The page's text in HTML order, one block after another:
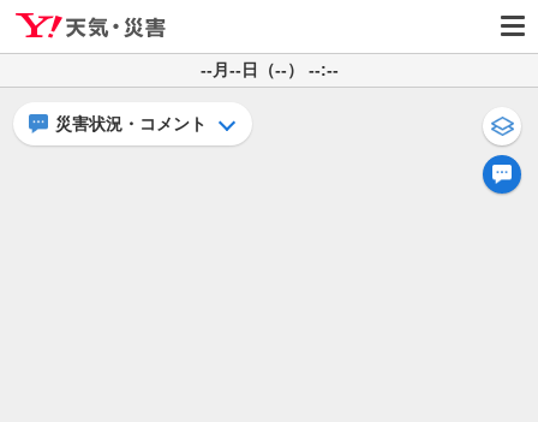
--月--日（--） --:--
災害状況・コメント